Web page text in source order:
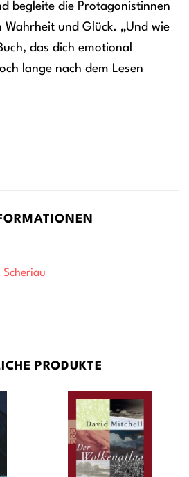
begleite die Protagonistinnen
Wahrheit und Glück. „Und wie
das dich emotional
lange nach dem Lesen
Scheriau
PRODUKTE